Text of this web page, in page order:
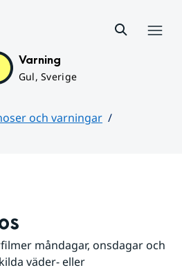
Varning
Gul, Sverige
och varningar
måndagar, onsdagar och
väder- eller